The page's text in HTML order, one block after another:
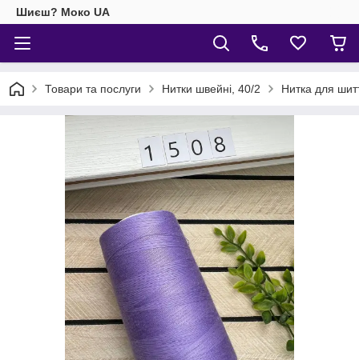
Шиєш? Моко UA
Товари та послуги Нитки швейні, 40/2 Нитка для